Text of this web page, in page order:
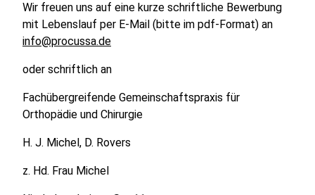
Wir freuen uns auf eine kurze schriftliche Bewerbung
mit Lebenslauf per E-Mail (bitte im pdf-Format) an
info@procussa.de
oder schriftlich an
Fachübergreifende Gemeinschaftspraxis für
Orthopädie und Chirurgie
H. J. Michel, D. Rovers
z. Hd. Frau Michel